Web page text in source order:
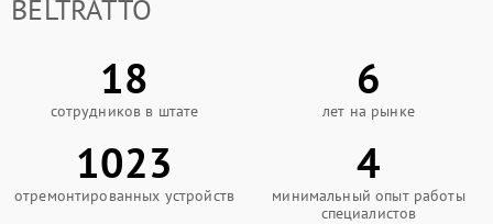
BELTRATTO
18
сотрудников в штате
6
лет на рынке
1023
отремонтированных устройств
4
минимальный опыт работы
специалистов